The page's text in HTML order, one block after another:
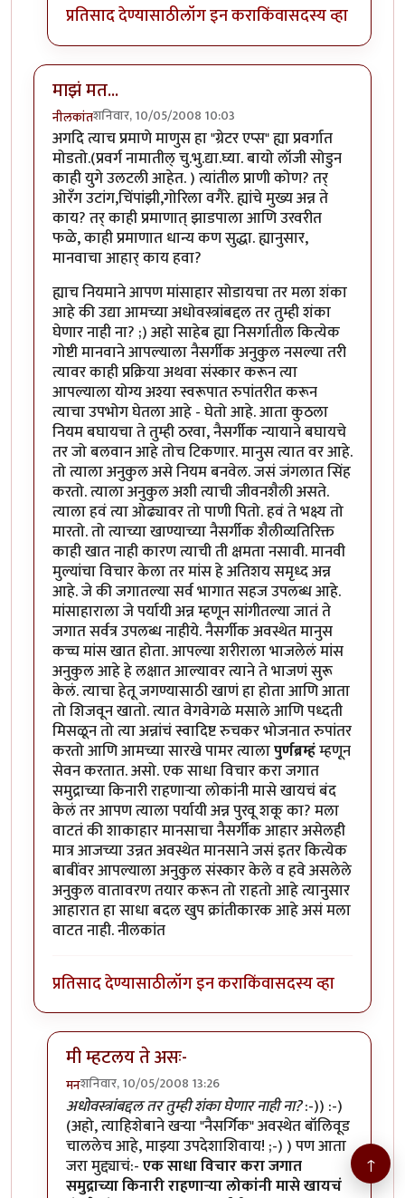
प्रतिसाद देण्यासाठीलॉग इन कराकिंवासदस्य व्हा
माझं मत...
नीलकांतशनिवार, 10/05/2008 10:03
अगदि त्याच प्रमाणे माणुस हा "ग्रेटर एप्स" ह्या प्रवर्गात
मोडतो.(प्रवर्ग नामातील् चु.भु.द्या.घ्या. बायो लॉजी सोडुन
काही युगे उलटली आहेत. ) त्यांतील प्राणी कोण? तर्
ओरँग उटांग,चिंपांझी,गोरिला वगैरे. ह्यांचे मुख्य अन्न ते
काय? तर् काही प्रमाणात् झाडपाला आणि उरवरीत
फळे, काही प्रमाणात धान्य कण सुद्धा. ह्यानुसार,
मानवाचा आहार् काय हवा?
ह्याच नियमाने आपण मांसाहार सोडायचा तर मला शंका
आहे की उद्या आमच्या अधोवस्त्रांबद्दल तर तुम्ही शंका
घेणार नाही ना? ;) अहो साहेब ह्या निसर्गातील कित्येक
गोष्टी मानवाने आपल्याला नैसर्गीक अनुकुल नसल्या तरी
त्यावर काही प्रक्रिया अथवा संस्कार करून त्या
आपल्याला योग्य अश्या स्वरूपात रुपांतरीत करून
त्याचा उपभोग घेतला आहे - घेतो आहे. आता कुठला
नियम बघायचा ते तुम्ही ठरवा, नैसर्गीक न्यायाने बघायचे
तर जो बलवान आहे तोच टिकणार. मानुस त्यात वर आहे.
तो त्याला अनुकुल असे नियम बनवेल. जसं जंगलात सिंह
करतो. त्याला अनुकुल अशी त्याची जीवनशैली असते.
त्याला हवं त्या ओढ्यावर तो पाणी पितो. हवं ते भक्ष्य तो
मारतो. तो त्याच्या खाण्याच्या नैसर्गीक शैलीव्यतिरिक्त
काही खात नाही कारण त्याची ती क्षमता नसावी. मानवी
मुल्यांचा विचार केला तर मांस हे अतिशय समृध्द अन्न
आहे. जे की जगातल्या सर्व भागात सहज उपलब्ध आहे.
मांसाहाराला जे पर्यायी अन्न म्हणून सांगीतल्या जातं ते
जगात सर्वत्र उपलब्ध नाहीये. नैसर्गीक अवस्थेत मानुस
कच्च मांस खात होता. आपल्या शरीराला भाजलेलं मांस
अनुकुल आहे हे लक्षात आल्यावर त्याने ते भाजणं सुरू
केलं. त्याचा हेतू जगण्यासाठी खाणं हा होता आणि आता
तो शिजवून खातो. त्यात वेगवेगळे मसाले आणि पध्दती
मिसळून तो त्या अन्नांचं स्वादिष्ट रुचकर भोजनात रुपांतर
करतो आणि आमच्या सारखे पामर त्यालापुर्णब्रम्हंम्हणून
सेवन करतात. असो. एक साधा विचार करा जगात
समुद्राच्या किनारी राहणार्‍या लोकांनी मासे खायचं बंद
केलं तर आपण त्याला पर्यायी अन्न पुरवू शकू का? मला
वाटतं की शाकाहार मानसाचा नैसर्गीक आहार असेलही
मात्र आजच्या उन्नत अवस्थेत मानसाने जसं इतर कित्येक
बाबींवर आपल्याला अनुकुल संस्कार केले व हवे असलेले
अनुकुल वातावरण तयार करून तो राहतो आहे त्यानुसार
आहारात हा साधा बदल खुप क्रांतीकारक आहे असं मला
वाटत नाही. नीलकांत
प्रतिसाद देण्यासाठीलॉग इन कराकिंवासदस्य व्हा
मी म्हटलय ते असः-
मनशनिवार, 10/05/2008 13:26
In reply toमाझं मत...byनीलकांत
अधोवस्त्रांबद्दल तर तुम्ही शंका घेणार नाही ना?:-)) :-)
(अहो, त्याहिशेबाने खर्‍या "नैसर्गिक" अवस्थेत बॉलिवूड
चाललेच आहे, माझ्या उपदेशाशिवाय! ;-) ) पण आता
जरा मुद्द्याचं:-एक साधा विचार करा जगात
समुद्राच्या किनारी राहणार्‍या लोकांनी मासे खायचं
↑